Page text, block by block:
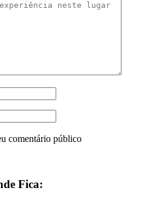
comentário público
Fica: